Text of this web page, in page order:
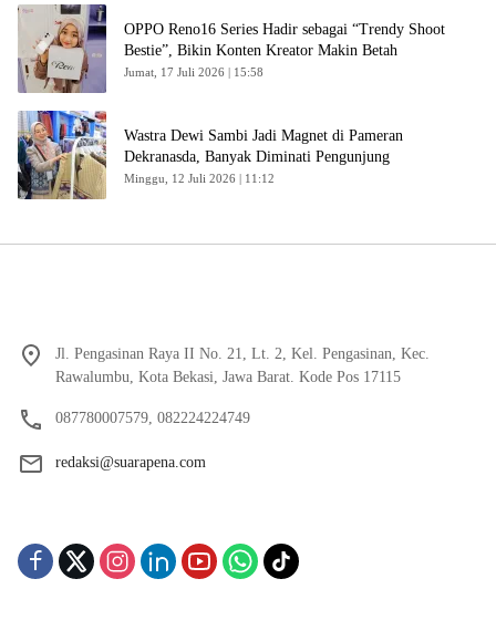
OPPO Reno16 Series Hadir sebagai “Trendy Shoot
Bestie”, Bikin Konten Kreator Makin Betah
Jumat, 17 Juli 2026 | 15:58
Wastra Dewi Sambi Jadi Magnet di Pameran
Dekranasda, Banyak Diminati Pengunjung
Minggu, 12 Juli 2026 | 11:12
Jl. Pengasinan Raya II No. 21, Lt. 2, Kel. Pengasinan, Kec.
Rawalumbu, Kota Bekasi, Jawa Barat. Kode Pos 17115
087780007579, 082224224749
redaksi@suarapena.com